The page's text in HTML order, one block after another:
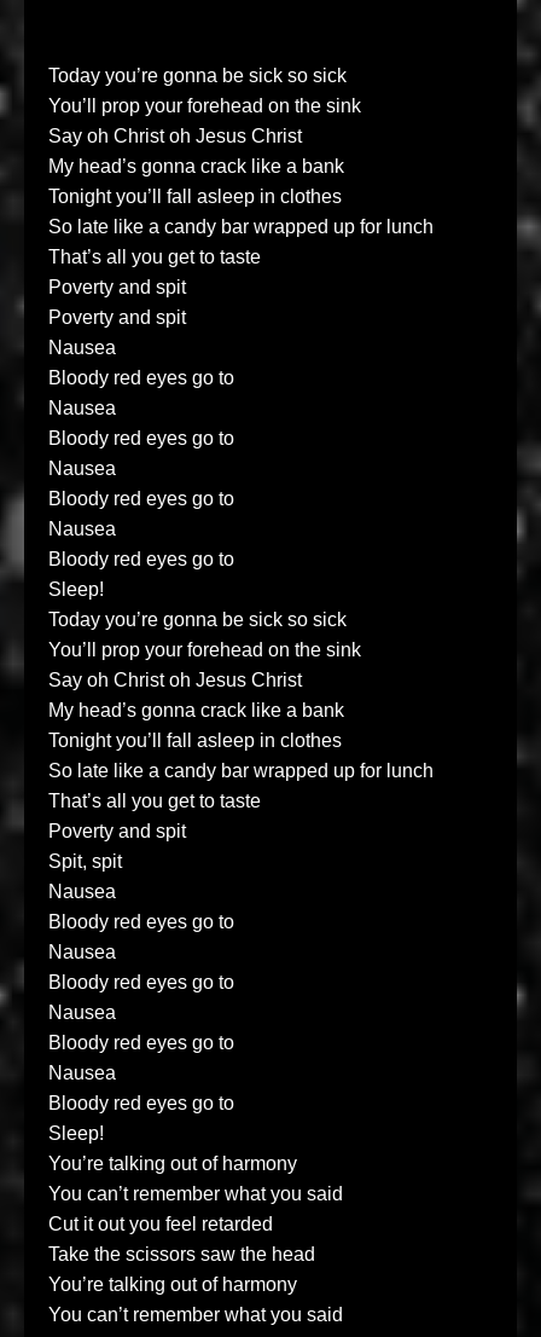
Today you’re gonna be sick so sick
You’ll prop your forehead on the sink
Say oh Christ oh Jesus Christ
My head’s gonna crack like a bank
Tonight you’ll fall asleep in clothes
So late like a candy bar wrapped up for lunch
That’s all you get to taste
Poverty and spit
Poverty and spit
Nausea
Bloody red eyes go to
Nausea
Bloody red eyes go to
Nausea
Bloody red eyes go to
Nausea
Bloody red eyes go to
Sleep!
Today you’re gonna be sick so sick
You’ll prop your forehead on the sink
Say oh Christ oh Jesus Christ
My head’s gonna crack like a bank
Tonight you’ll fall asleep in clothes
So late like a candy bar wrapped up for lunch
That’s all you get to taste
Poverty and spit
Spit, spit
Nausea
Bloody red eyes go to
Nausea
Bloody red eyes go to
Nausea
Bloody red eyes go to
Nausea
Bloody red eyes go to
Sleep!
You’re talking out of harmony
You can’t remember what you said
Cut it out you feel retarded
Take the scissors saw the head
You’re talking out of harmony
You can’t remember what you said